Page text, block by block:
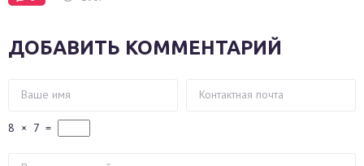
ДОБАВИТЬ КОММЕНТАРИЙ
8 × 7 =